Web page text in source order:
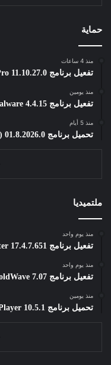
حماية
منذ 4 ساعات
تفعيل برنامج UVK Ultra Virus Killer Pro 11.10.27.0
منذ يومين
تفعيل برنامج Watchdog Anti-Malware 4.4.15
منذ 5 أيام
تحميل برنامج Farbar Recovery Scan Tool (FRST) 01.8.2026.0
ملتميديا
منذ يوم واحد
تفعيل برنامج Wondershare UniConverter 17.4.7.651
منذ يوم واحد
تفعيل برنامج GoldWave 7.07
منذ يومين
تحميل برنامج All Video Player 10.5.1